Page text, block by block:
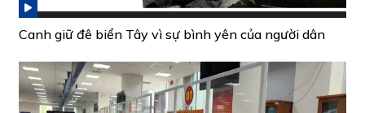
Canh giữ đê biển Tây vì sự bình yên của người dân